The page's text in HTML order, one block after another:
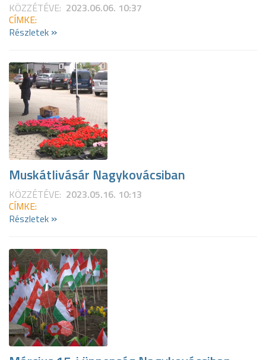
KÖZZÉTÉVE: 2023.06.06. 10:37
CÍMKE:
Részletek »
Muskátlivásár Nagykovácsiban
KÖZZÉTÉVE: 2023.05.16. 10:13
CÍMKE:
Részletek »